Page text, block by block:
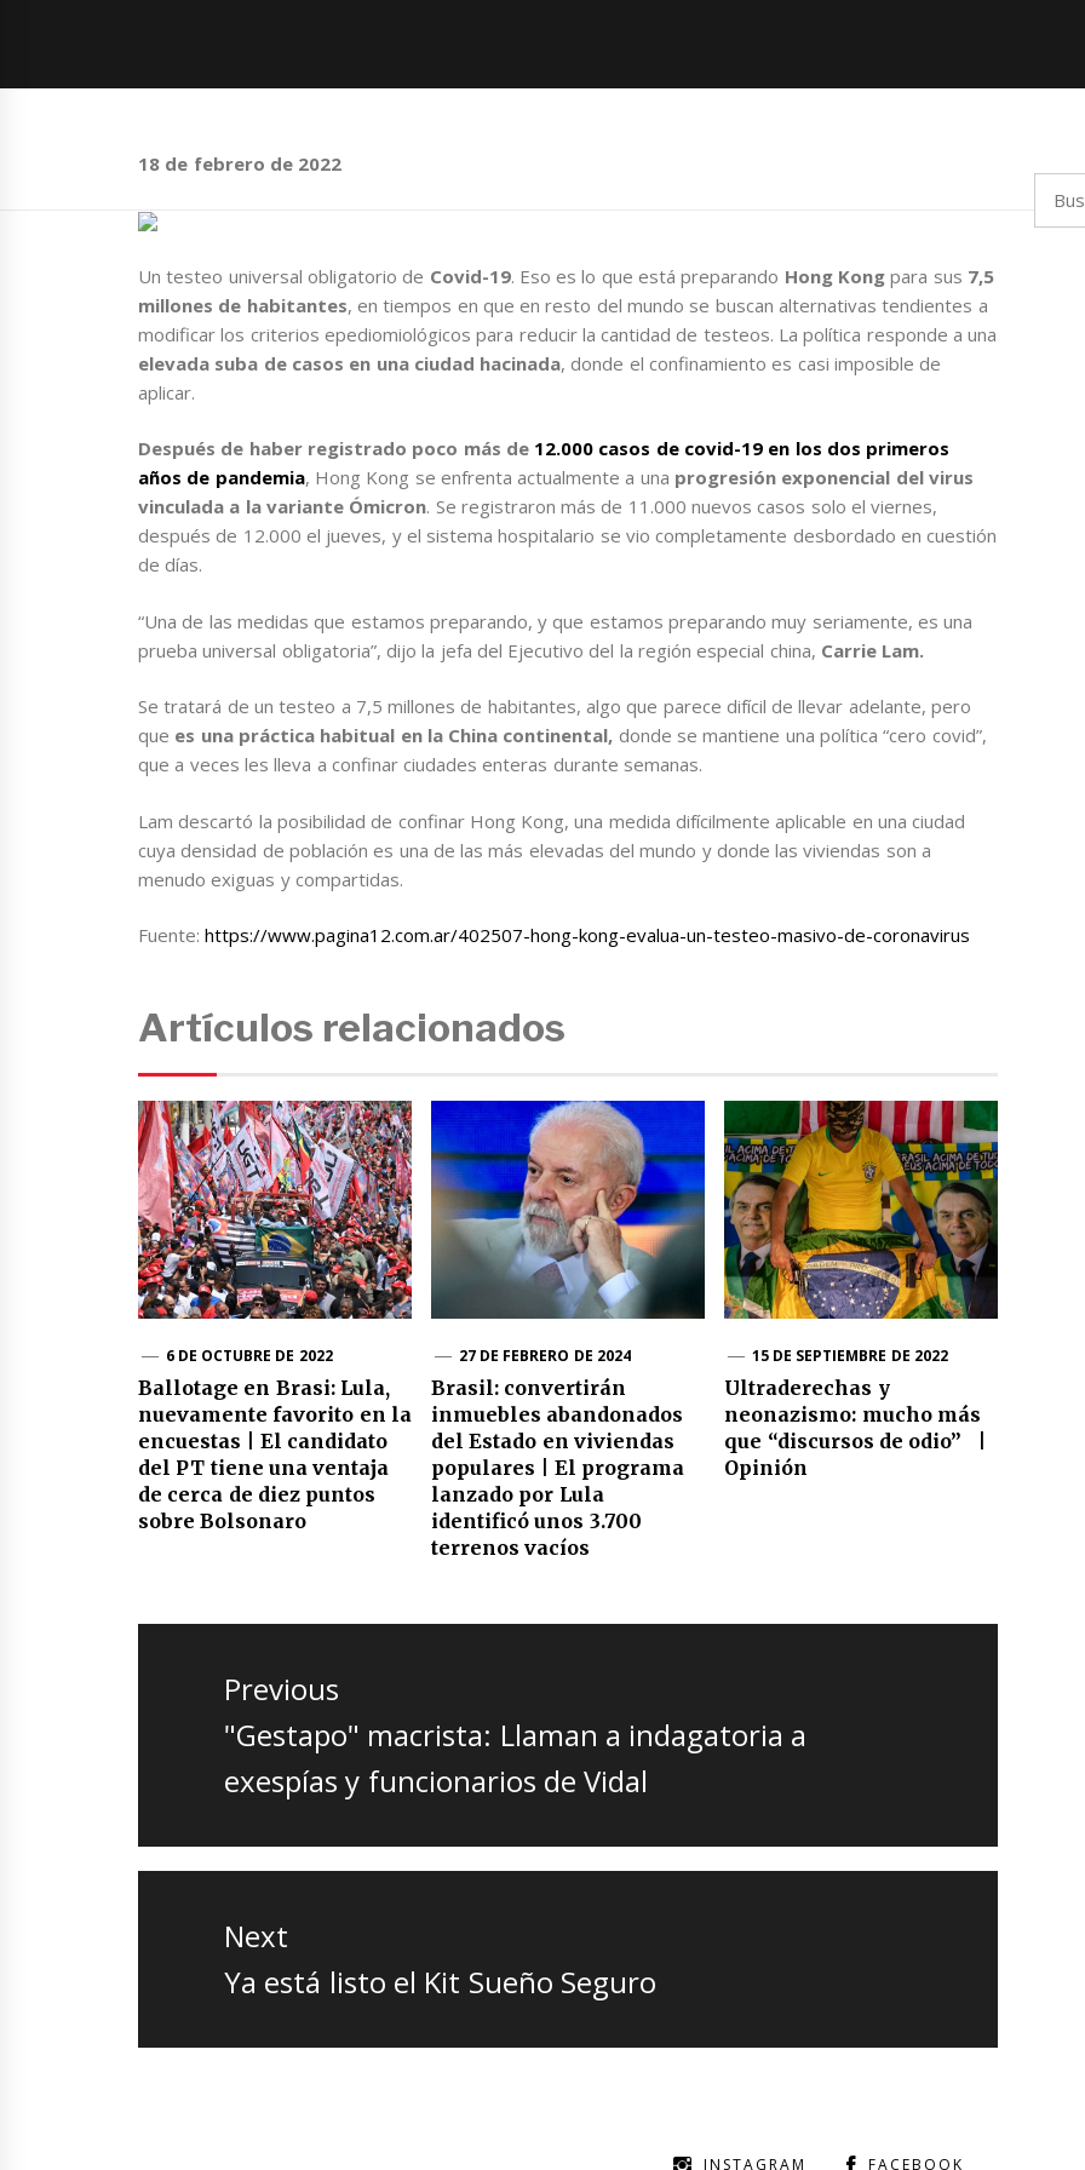
18 de febrero de 2022
Un testeo universal obligatorio de Covid-19. Eso es lo que está preparando Hong Kongpara sus 7,5
millones de habitantes, en tiempos en que en resto del mundo se buscan alternativas tendientes a
modificar los criterios epediomiológicos para reducir la cantidad de testeos. La política responde a una
elevada suba de casos en una ciudad hacinada, donde el confinamiento es casi imposible de
aplicar.
Después de haber registrado poco más de 12.000 casos de covid-19 en los dos primeros
años de pandemia, Hong Kong se enfrenta actualmente a una progresión exponencial del virus
vinculada a la variante Ómicron. Se registraron más de 11.000 nuevos casos solo el viernes,
después de 12.000 el jueves, y el sistema hospitalario se vio completamente desbordado en cuestión
de días.
“Una de las medidas que estamos preparando, y que estamos preparando muy seriamente, es una
prueba universal obligatoria”, dijo la jefa del Ejecutivo del la región especial china, Carrie Lam.
Se tratará de un testeo a 7,5 millones de habitantes, algo que parece difícil de llevar adelante, pero
que es una práctica habitual en la China continental, donde se mantiene una política “cero covid”,
que a veces les lleva a confinar ciudades enteras durante semanas.
Lam descartó la posibilidad de confinar Hong Kong, una medida difícilmente aplicable en una ciudad
cuya densidad de población es una de las más elevadas del mundo y donde las viviendas son a
menudo exiguas y compartidas.
Fuente:https://www.pagina12.com.ar/402507-hong-kong-evalua-un-testeo-masivo-de-coronavirus
Artículos relacionados
6 DE OCTUBRE DE 2022
Ballotage en Brasi: Lula,
nuevamente favorito en la
encuestas | El candidato
del PT tiene una ventaja
de cerca de diez puntos
sobre Bolsonaro
27 DE FEBRERO DE 2024
Brasil: convertirán
inmuebles abandonados
del Estado en viviendas
populares | El programa
lanzado por Lula
identificó unos 3.700
terrenos vacíos
15 DE SEPTIEMBRE DE 2022
Ultraderechas y
neonazismo: mucho más
que “discursos de odio” |
Opinión
Navegación
entradas
Previous
Previous
post:
"Gestapo" macrista: Llaman a indagatoria a
exespías y funcionarios de Vidal
Next
Next
Ya está listo el Kit Sueño Seguro
INSTAGRAM FACEBOOK